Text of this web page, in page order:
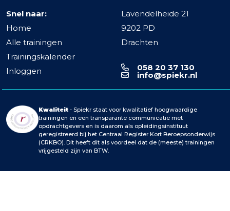
Snel naar:
Home
Alle trainingen
Trainingskalender
Inloggen
Lavendelheide 21
9202 PD
Drachten
058 20 37 130
info@spiekr.nl
Kwaliteit - Spiekr staat voor kwalitatief hoogwaardige
trainingen en een transparante communicatie met
opdrachtgevers en is daarom als opleidingsinstituut
geregistreerd bij het Centraal Register Kort Beroepsonderwijs
(CRKBO). Dit heeft dit als voordeel dat de (meeste) trainingen
vrijgesteld zijn van BTW.